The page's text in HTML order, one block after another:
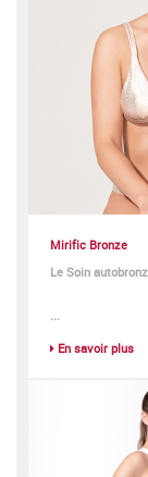
Mirific Bronze
Le Soin
...
En savoir plus